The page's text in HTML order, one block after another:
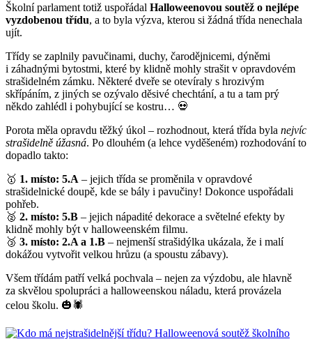
Školní parlament totiž uspořádal Halloweenovou soutěž o nejlépe
vyzdobenou třídu, a to byla výzva, kterou si žádná třída nenechala
ujít.
Třídy se zaplnily pavučinami, duchy, čarodějnicemi, dýněmi
i záhadnými bytostmi, které by klidně mohly strašit v opravdovém
strašidelném zámku. Některé dveře se otevíraly s hrozivým
skřípáním, z jiných se ozývalo děsivé chechtání, a tu a tam prý
někdo zahlédl i pohybující se kostru… 💀
Porota měla opravdu těžký úkol – rozhodnout, která třída byla nejvíc
strašidelně úžasná. Po dlouhém (a lehce vyděšeném) rozhodování to
dopadlo takto:
🥇 1. místo: 5.A – jejich třída se proměnila v opravdové
strašidelnické doupě, kde se bály i pavučiny! Dokonce uspořádali
pohřeb.
🥈 2. místo: 5.B – jejich nápadité dekorace a světelné efekty by
klidně mohly být v halloweenském filmu.
🥉 3. místo: 2.A a 1.B – nejmenší strašidýlka ukázala, že i malí
dokážou vytvořit velkou hrůzu (a spoustu zábavy).
Všem třídám patří velká pochvala – nejen za výzdobu, ale hlavně
za skvělou spolupráci a halloweenskou náladu, která provázela
celou školu. 🎃🕷️